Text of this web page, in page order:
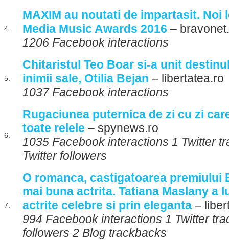
4.
MAXIM au noutati de impartasit. Noi
Media Music Awards 2016 –
1206 Facebook interactions
5.
Chitaristul Teo Boar si-a unit
inimii sale, Otilia Bejan – libertatea.ro
1037 Facebook interactions
6.
Rugaciunea puternica de zi cu zi
toate relele – spynews.ro
1035 Facebook interactions 1 Twitter
Twitter followers
7.
O romanca, castigatoarea premiului
mai buna actrita. Tatiana Maslany a
actrite celebre si prin eleganta –
994 Facebook interactions 1 Twitter
followers 2 Blog trackbacks